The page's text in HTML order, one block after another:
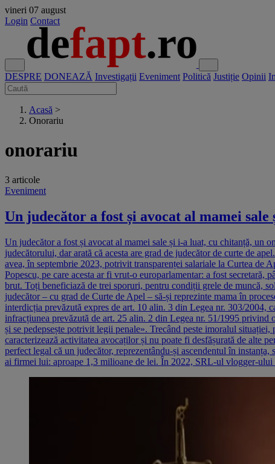
vineri 07 august
Login Contact
DESPRE DONEAZĂ Investigații Eveniment Politică Justiție Opinii
Acasă >
Onorariu
onorariu
3 articole
Eveniment
Un judecător a fost și avocat al mamei
Un judecător a fost și avocat al mamei sale și i-a luat, cu chitanță, un
judecătorului, dar arată că acesta are grad de judecător de curte de
avea, în septembrie 2023, potrivit transparenței salariale la Curtea
Popescu, pe care acesta ar fi vrut-o europarlamentar: a fost secretară,
brut. Toți beneficiază de trei sporuri, pentru condiții grele de muncă,
judecător – cu grad de Curte de Apel – să-și reprezinte mama în
interdicția prevăzută expres de art. 10 alin. 3 din Legea nr. 303/
infracțiunea prevăzută de art. 25 alin. 2 din Legea nr. 51/1995 privind
și se pedepsește potrivit legii penale». Trecând peste imoralul
caracterizează activitatea avocaților și nu poate fi desfășurată de alte
perfect legal că un judecător, reprezentându-și ascendentul în
ai firmei lui: aproape 1,3 milioane de lei. În 2022, SRL-ul vlogger-ului